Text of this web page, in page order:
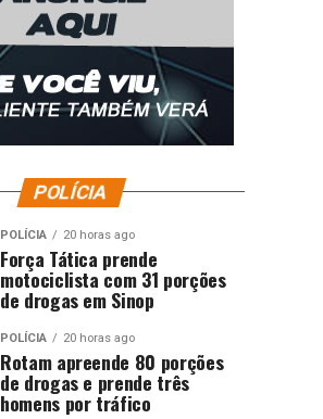
POLÍCIA
POLÍCIA 20 horas ago
Força Tática prende
motociclista com 31 porções
de drogas em Sinop
POLÍCIA 20 horas ago
Rotam apreende 80 porções
de drogas e prende três
homens por tráfico